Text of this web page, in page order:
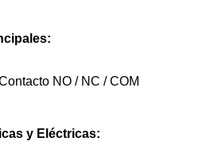
NO / NC / COM
y Eléctricas: